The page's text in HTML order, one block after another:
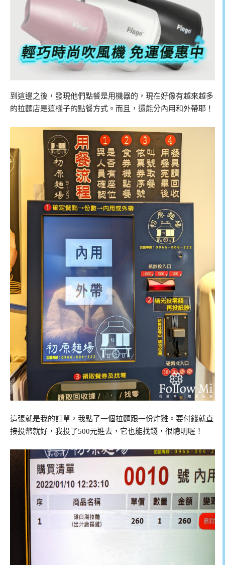
到這邊之後，發現他們點餐是用機器的，現在好像有越來越多
的拉麵店是這樣子的點餐方式。而且，還能分內用和外帶耶！
這張就是我的訂單，我點了一個拉麵跟一份炸雞。要付錢就直
接投幣就好，我投了500元進去，它也能找錢，很聰明喔！